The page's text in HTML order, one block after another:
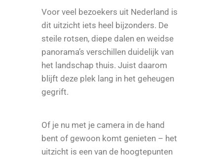
Voor veel bezoekers uit Nederland is
dit uitzicht iets heel bijzonders. De
steile rotsen, diepe dalen en weidse
panorama’s verschillen duidelijk van
het landschap thuis. Juist daarom
blijft deze plek lang in het geheugen
gegrift.
Of je nu met je camera in de hand
bent of gewoon komt genieten – het
uitzicht is een van de hoogtepunten